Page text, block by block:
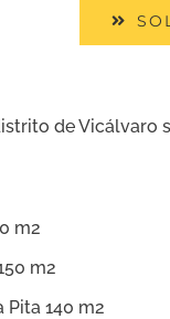
de Vicálvaro
m2
m2
Pita 140 m2